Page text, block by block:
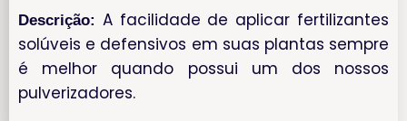
Descrição: A facilidade de aplicar fertilizantes
solúveis e defensivos em suas plantas sempre
é melhor quando possui um dos nossos
pulverizadores.